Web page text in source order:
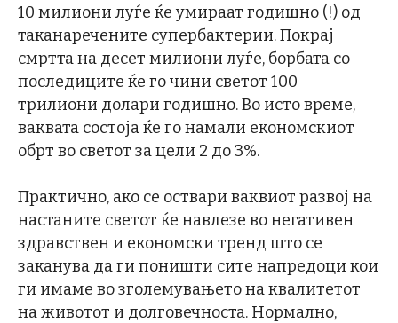
10 милиони луѓе ќе умираат годишно (!) од
таканаречените супербактерии. Покрај
смртта на десет милиони луѓе, борбата со
последиците ќе го чини светот 100
трилиони долари годишно. Во исто време,
ваквата состоја ќе го намали економскиот
обрт во светот за цели 2 до 3%.
Практично, ако се оствари ваквиот развој на
настаните светот ќе навлезе во негативен
здравствен и економски тренд што се
заканува да ги поништи сите напредоци кои
ги имаме во зголемувањето на квалитетот
на животот и долговечноста. Нормално,